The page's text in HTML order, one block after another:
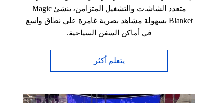
متعدد الشاشات والتشغيل المتزامن، ينشئ Magic
Blanket بسهولة مشاهد بصرية غامرة على نطاق واسع
في أماكن السفن السياحية.
يتعلم أكثر